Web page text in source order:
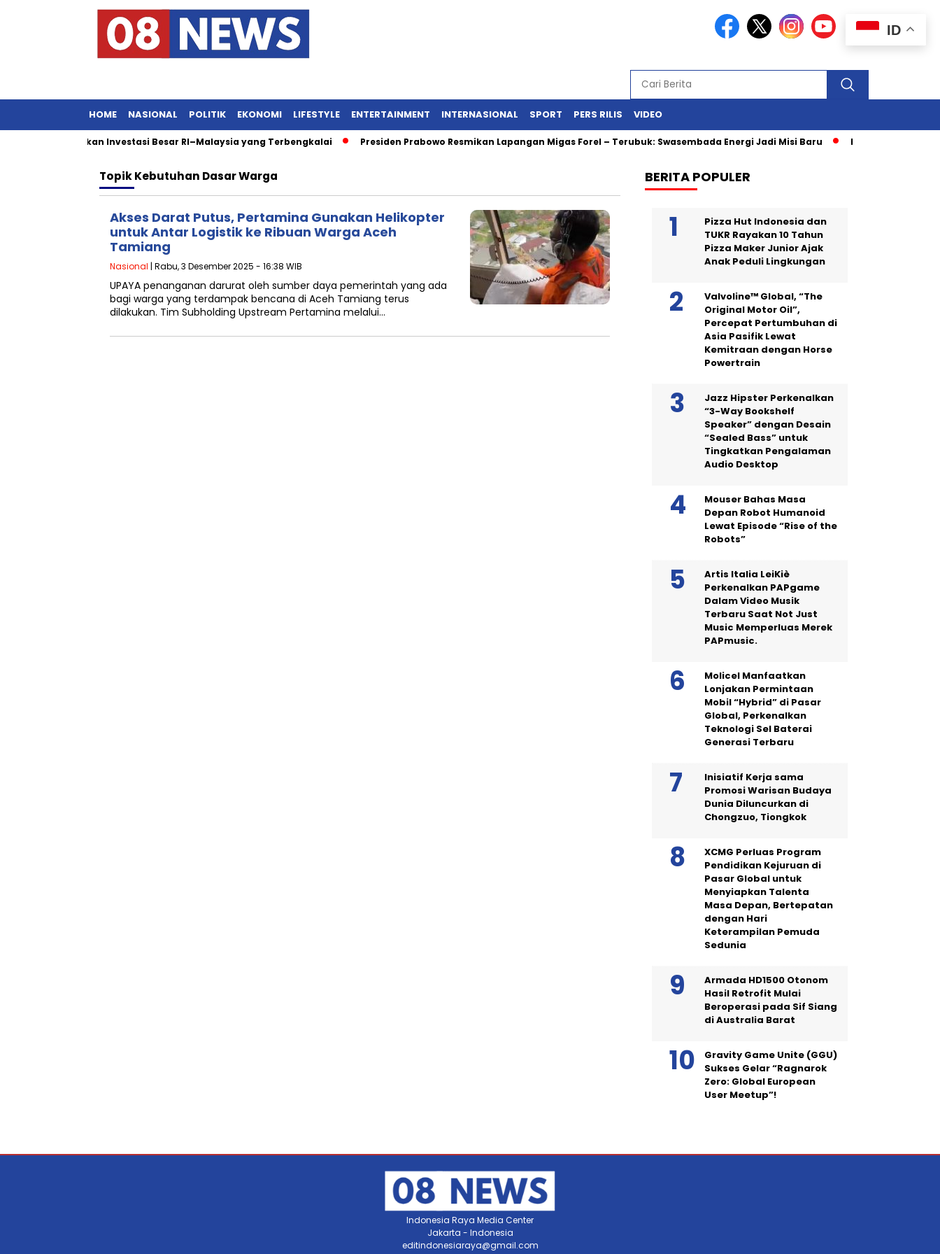
HOME NASIONAL POLITIK EKONOMI LIFESTYLE ENTERTAINMENT INTERNASIONAL SPORT PERS RILIS VIDEO
Maksimalkan Investasi Besar RI–Malaysia yang Terbengkalai Presiden Prabowo Resmikan Lapangan Migas Forel – Terubuk: Swasembada Energi Jadi Misi Baru Ingin Tampil di
TopikKebutuhan Dasar Warga
Akses Darat Putus, Pertamina Gunakan Helikopter
untuk Antar Logistik ke Ribuan Warga Aceh
Tamiang
Nasional | Rabu, 3 Desember 2025 - 16:38 WIB
UPAYA penanganan darurat oleh sumber daya pemerintah yang ada
bagi warga yang terdampak bencana di Aceh Tamiang terus
dilakukan. Tim Subholding Upstream Pertamina melalui…
BERITA POPULER
Pizza Hut Indonesia dan
TUKR Rayakan 10 Tahun
Pizza Maker Junior Ajak
Anak Peduli Lingkungan
Valvoline™ Global, “The
Original Motor Oil”,
Percepat Pertumbuhan di
Asia Pasifik Lewat
Kemitraan dengan Horse
Powertrain
Jazz Hipster Perkenalkan
“3-Way Bookshelf
Speaker” dengan Desain
“Sealed Bass” untuk
Tingkatkan Pengalaman
Audio Desktop
Mouser Bahas Masa
Depan Robot Humanoid
Lewat Episode “Rise of the
Robots”
Artis Italia LeiKiè
Perkenalkan PAPgame
Dalam Video Musik
Terbaru Saat Not Just
Music Memperluas Merek
PAPmusic.
Molicel Manfaatkan
Lonjakan Permintaan
Mobil “Hybrid” di Pasar
Global, Perkenalkan
Teknologi Sel Baterai
Generasi Terbaru
Inisiatif Kerja sama
Promosi Warisan Budaya
Dunia Diluncurkan di
Chongzuo, Tiongkok
XCMG Perluas Program
Pendidikan Kejuruan di
Pasar Global untuk
Menyiapkan Talenta
Masa Depan, Bertepatan
dengan Hari
Keterampilan Pemuda
Sedunia
Armada HD1500 Otonom
Hasil Retrofit Mulai
Beroperasi pada Sif Siang
di Australia Barat
Gravity Game Unite (GGU)
Sukses Gelar “Ragnarok
Zero: Global European
User Meetup”!
ID
Indonesia Raya Media Center
Jakarta - Indonesia
editindonesiaraya@gmail.com